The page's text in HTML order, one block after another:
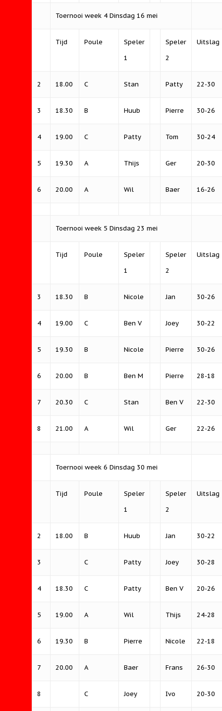
Toernooi week 4 Dinsdag 16 mei
Tijd Poule
Speler
1
Speler
2
Uitslag
2 18.00 C Stan Patty 22-30
3 18.30 B Huub Pierre 30-26
4 19.00 C Patty Tom 30-24
5 19.30 A Thijs Ger 20-30
6 20.00 A Wil Baer 16-26
Toernooi week 5 Dinsdag 23 mei
Tijd Poule
Speler
1
Speler
2
Uitslag
3 18.30 B Nicole Jan 30-26
4 19.00 C Ben V Joey 30-22
5 19.30 B Nicole Pierre 30-26
6 20.00 B Ben M Pierre 28-18
7 20.30 C Stan Ben V 22-30
8 21.00 A Wil Ger 22-26
Toernooi week 6 Dinsdag 30 mei
Tijd Poule
Speler
1
Speler
2
Uitslag
2 18.00 B Huub Jan 30-22
3 C Patty Joey 30-28
4 18.30 C Patty Ben V 20-26
5 19.00 A Wil Thijs 24-28
6 19.30 B Pierre Nicole 22-18
7 20.00 A Baer Frans 26-30
8 C Joey Ivo 20-30